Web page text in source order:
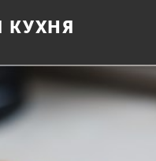
КУХНЯ